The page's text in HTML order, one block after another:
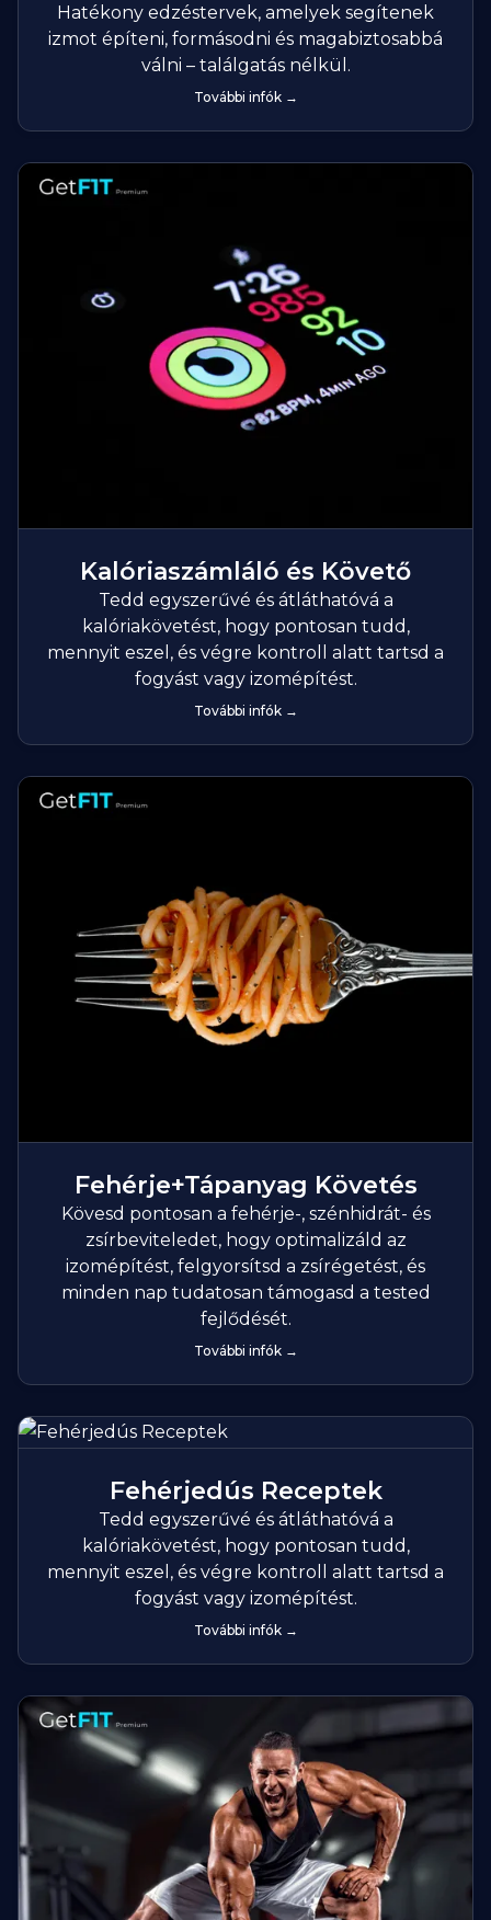
Hatékony edzéstervek, amelyek segítenek
izmot építeni, formásodni és magabiztosabbá
válni – találgatás nélkül.
További infók →
Kalóriaszámláló és Követő
Tedd egyszerűvé és átláthatóvá a
kalóriakövetést, hogy pontosan tudd,
mennyit eszel, és végre kontroll alatt tartsd a
fogyást vagy izomépítést.
További infók →
Fehérje+Tápanyag Követés
Kövesd pontosan a fehérje-, szénhidrát- és
zsírbeviteledet, hogy optimalizáld az
izomépítést, felgyorsítsd a zsírégetést, és
minden nap tudatosan támogasd a tested
fejlődését.
További infók →
Fehérjedús Receptek
Tedd egyszerűvé és átláthatóvá a
kalóriakövetést, hogy pontosan tudd,
mennyit eszel, és végre kontroll alatt tartsd a
fogyást vagy izomépítést.
További infók →